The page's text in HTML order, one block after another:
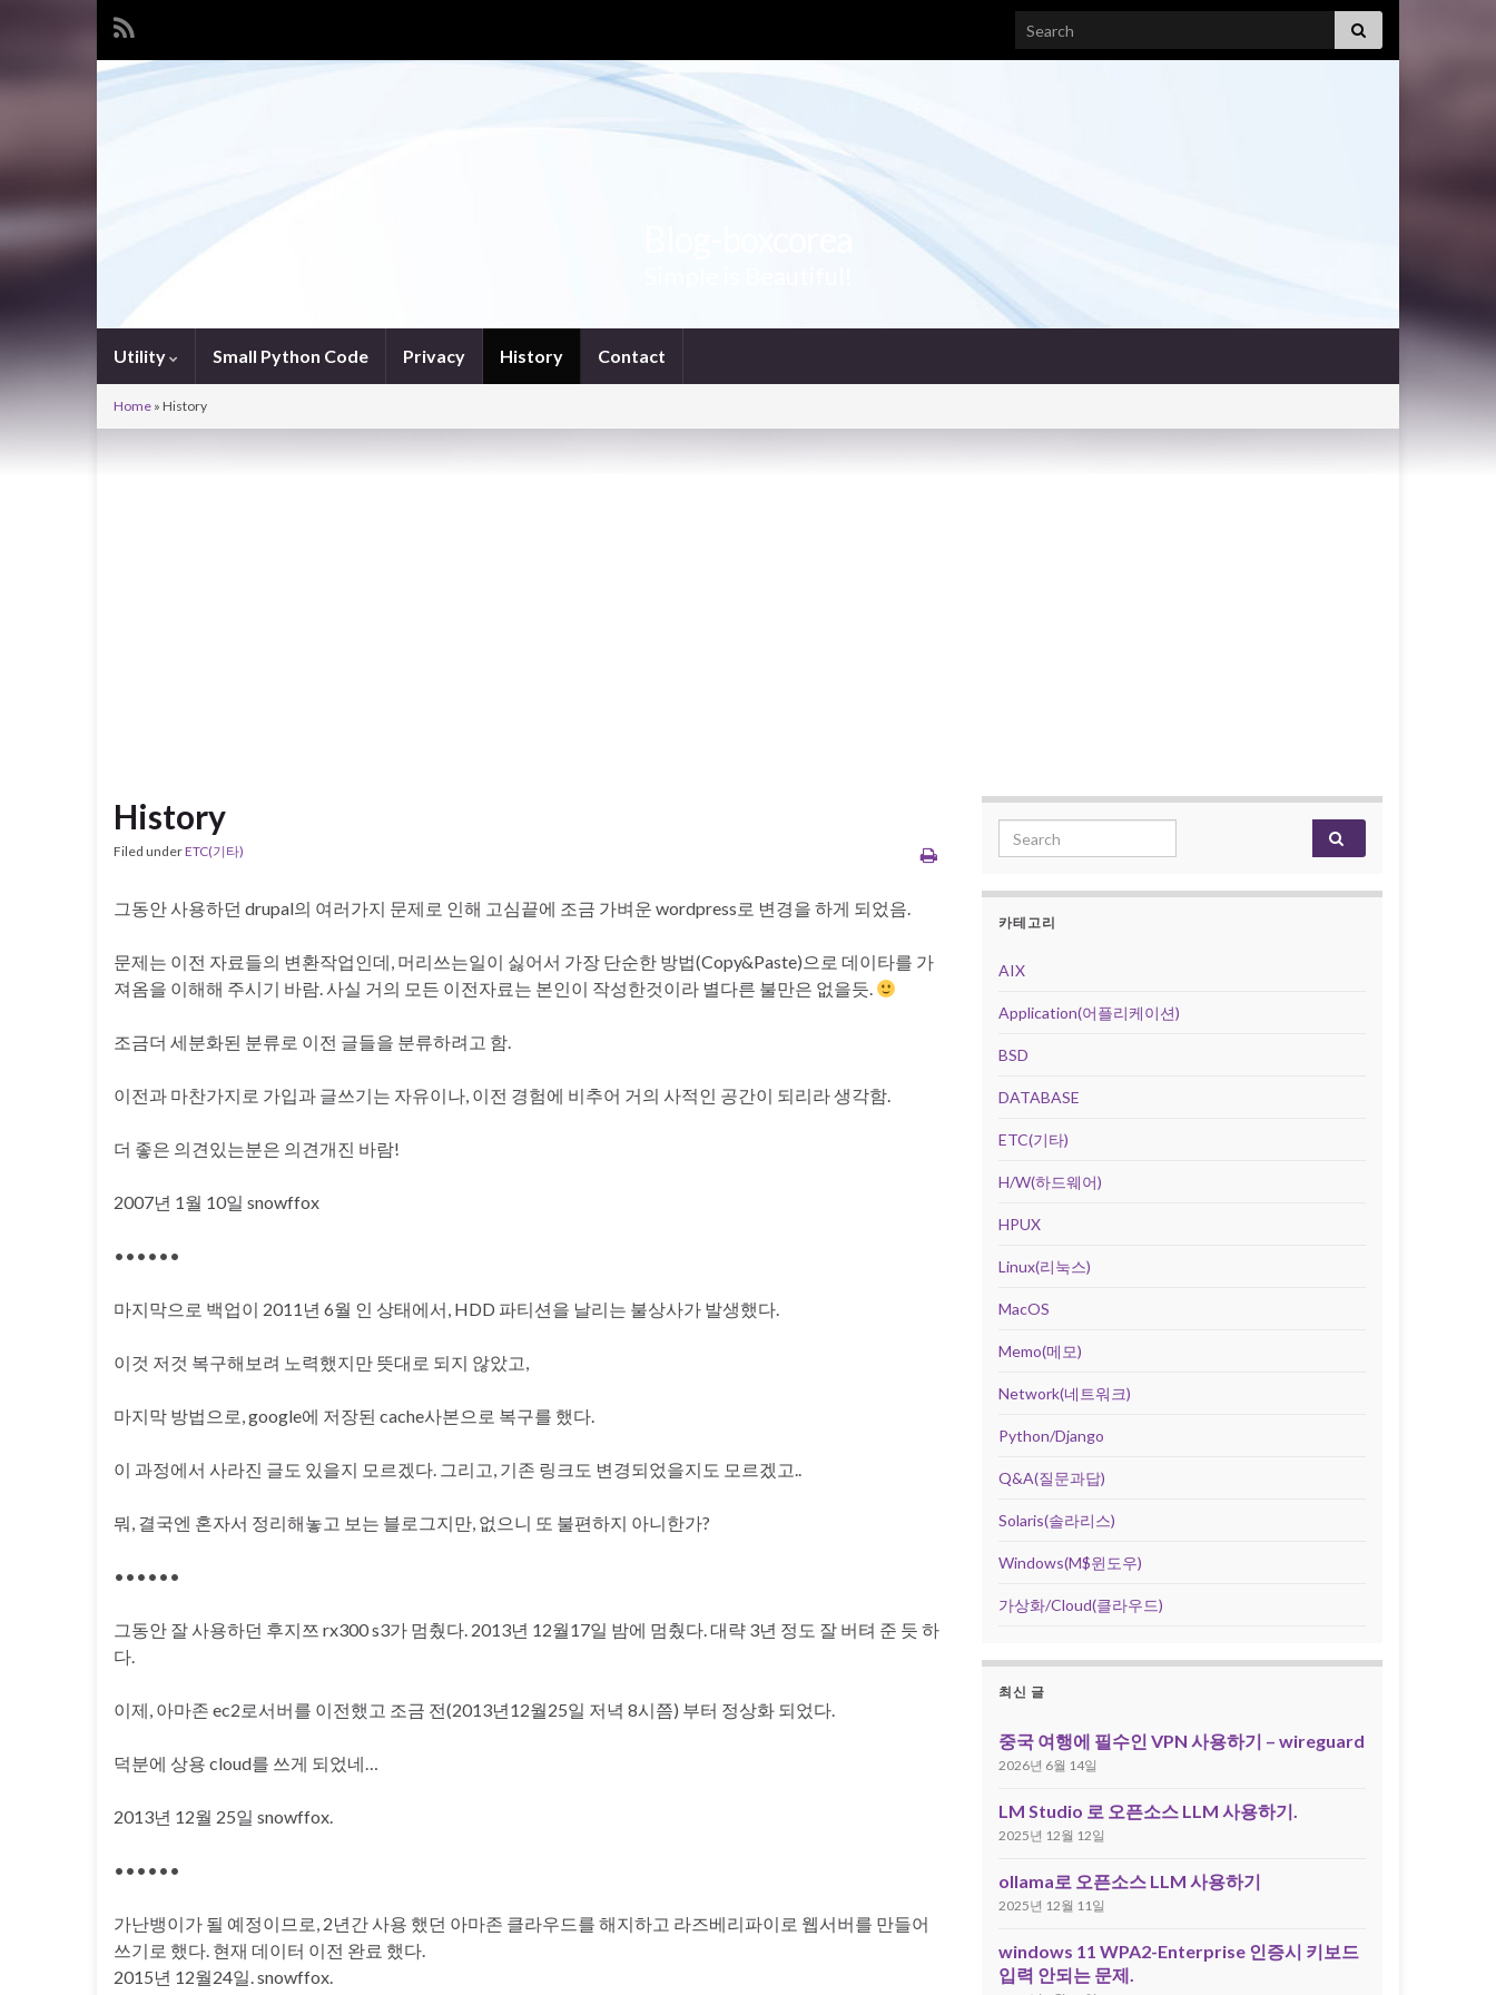
Search for:
Utility Small Python Code Privacy History Contact
Home » History
History
Filed underETC(기타)
그동안 사용하던 drupal의 여러가지 문제로 인해 고심끝에 조금 가벼운 wordpress로 변경을 하게 되었음.
문제는 이전 자료들의 변환작업인데, 머리쓰는일이 싫어서 가장 단순한 방법(Copy&Paste)으로 데이타를 가
져옴을 이해해 주시기 바람. 사실 거의 모든 이전자료는 본인이 작성한것이라 별다른 불만은 없을듯.
조금더 세분화된 분류로 이전 글들을 분류하려고 함.
이전과 마찬가지로 가입과 글쓰기는 자유이나, 이전 경험에 비추어 거의 사적인 공간이 되리라 생각함.
더 좋은 의견있는분은 의견개진 바람!
2007년 1월 10일 snowffox
••••••
마지막으로 백업이 2011년 6월 인 상태에서, HDD 파티션을 날리는 불상사가 발생했다.
이것 저것 복구해보려 노력했지만 뜻대로 되지 않았고,
마지막 방법으로, google에 저장된 cache사본으로 복구를 했다.
이 과정에서 사라진 글도 있을지 모르겠다. 그리고, 기존 링크도 변경되었을지도 모르겠고..
뭐, 결국엔 혼자서 정리해놓고 보는 블로그지만, 없으니 또 불편하지 아니한가?
••••••
그동안 잘 사용하던 후지쯔 rx300 s3가 멈췄다. 2013년 12월17일 밤에 멈췄다. 대략 3년 정도 잘 버텨 준 듯 하
다.
이제, 아마존 ec2로서버를 이전했고 조금 전(2013년12월25일 저녁 8시쯤) 부터 정상화 되었다.
덕분에 상용 cloud를 쓰게 되었네…
2013년 12월 25일 snowffox.
••••••
가난뱅이가 될 예정이므로, 2년간 사용 했던 아마존 클라우드를 해지하고 라즈베리파이로 웹서버를 만들어
쓰기로 했다. 현재 데이터 이전 완료 했다.
2015년 12월24일. snowffox.
Search for:
카테고리
AIX
Application(어플리케이션)
BSD
DATABASE
ETC(기타)
H/W(하드웨어)
HPUX
Linux(리눅스)
MacOS
Memo(메모)
Network(네트워크)
Python/Django
Q&A(질문과답)
Solaris(솔라리스)
Windows(M$윈도우)
가상화/Cloud(클라우드)
최신 글
중국 여행에 필수인 VPN 사용하기 – wireguard
2026년 6월 14일
LM Studio 로 오픈소스 LLM 사용하기.
2025년 12월 12일
ollama로 오픈소스 LLM 사용하기
2025년 12월 11일
windows 11 WPA2-Enterprise 인증시 키보드
입력 안되는 문제.